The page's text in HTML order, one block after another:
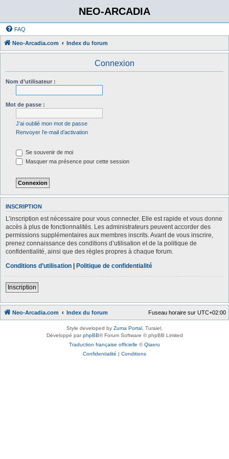
NEO-ARCADIA
FAQ
Neo-Arcadia.com Index du forum
Connexion
Nom d’utilisateur :
Mot de passe :
J’ai oublié mon mot de passe
Renvoyer l’e-mail d’activation
Se souvenir de moi
Masquer ma présence pour cette session
INSCRIPTION
L’inscription est nécessaire pour vous connecter. Elle est rapide et vous donne
accès à plus de fonctionnalités. Les administrateurs peuvent accorder des
permissions supplémentaires aux membres inscrits. Avant de vous inscrire,
prenez connaissance des conditions d’utilisation et de la politique de
confidentialité, ainsi que des règles propres à chaque forum.
Conditions d’utilisation | Politique de confidentialité
Inscription
Neo-Arcadia.com Index du forum Fuseau horaire sur UTC+02:00
Style developed by Zuma Portal , Turaiel,
Développé parphpBB® Forum Software © phpBB Limited
Traduction française officielle ©Qiaeru
Confidentialité | Conditions